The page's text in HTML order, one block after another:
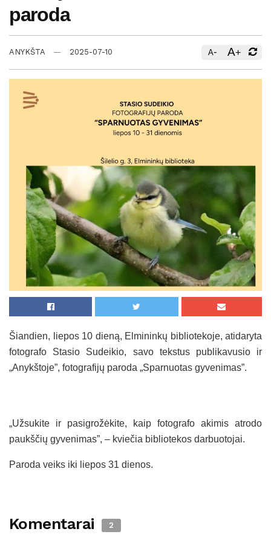
paroda
ANYKŠTA 2025-07-10 A- A+
Šiandien, liepos 10 dieną, Elmininkų bibliotekoje, atidaryta
fotografo Stasio Sudeikio, savo tekstus publikavusio ir
„Anykštoje”, fotografijų paroda „Sparnuotas gyvenimas”.
„Užsukite ir pasigrožėkite, kaip fotografo akimis atrodo
paukščių gyvenimas”, – kviečia bibliotekos darbuotojai.
Paroda veiks iki liepos 31 dienos.
Komentarai 2